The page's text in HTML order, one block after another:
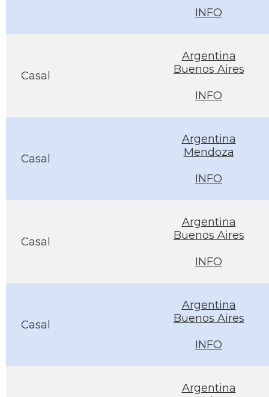
INFO
Casal
Argentina
Buenos Aires
INFO
Casal
Argentina
Mendoza
INFO
Casal
Argentina
Buenos Aires
INFO
Casal
Argentina
Buenos Aires
INFO
Argentina